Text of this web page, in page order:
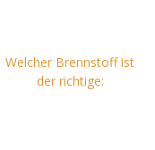
Welcher Brennstoff ist
der richtige: